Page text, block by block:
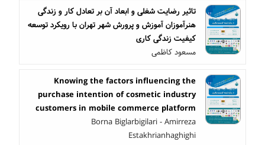
تاثیر رضایت شغلی و ابعاد آن بر تعادل کار و زندگی
هنرآموزان آموزش و پرورش شهر تهران با رویکرد توسعه
کیفیت زندگی کاری
مسعود کاظمی
Knowing the factors influencing the
purchase intention of cosmetic industry
customers in mobile commerce platform
Borna Biglarbigilari - Amirreza
Estakhrianhaghighi